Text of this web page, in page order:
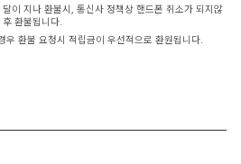
이 지나 환불시, 통신사 정책상 핸드폰 취소가 되지않
환불됩니다.
우 환불 요청시 적립금이 우선적으로 환원됩니다.